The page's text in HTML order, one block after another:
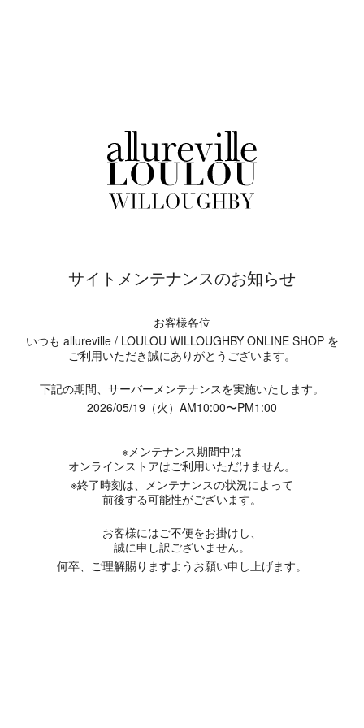
サイトメンテナンスのお知らせ
お客様各位
いつも allureville / LOULOU WILLOUGHBY ONLINE SHOP を
ご利用いただき誠にありがとうございます。
下記の期間、サーバーメンテナンスを実施いたします。
2026/05/19（火）AM10:00〜PM1:00
※メンテナンス期間中は
オンラインストアはご利用いただけません。
※終了時刻は、メンテナンスの状況によって
前後する可能性がございます。
お客様にはご不便をお掛けし、
誠に申し訳ございません。
何卒、ご理解賜りますようお願い申し上げます。